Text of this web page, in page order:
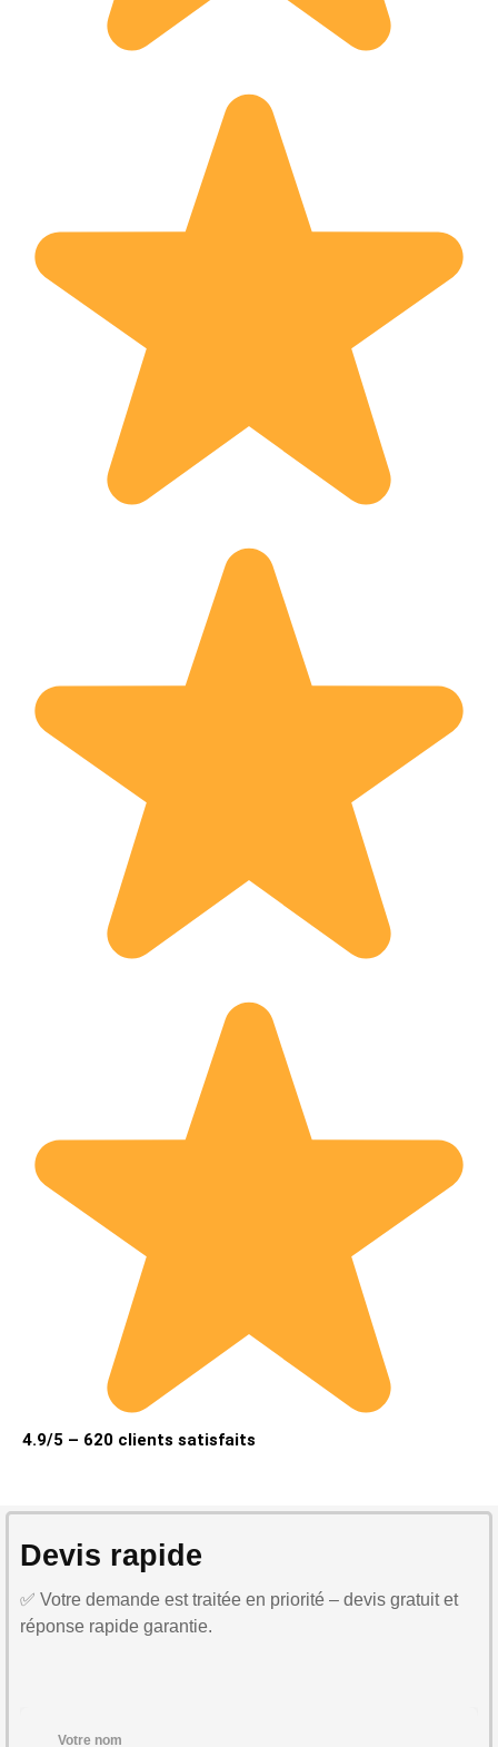
4.9/5 – 620 clients satisfaits
Devis rapide
✅ Votre demande est traitée en priorité – devis gratuit et
réponse rapide garantie.
Votre nom